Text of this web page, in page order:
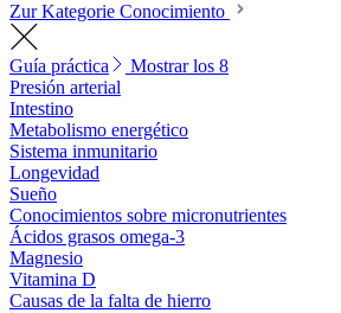
Zur Kategorie Conocimiento
Guía práctica
Mostrar los 8
Presión arterial
Intestino
Metabolismo energético
Sistema inmunitario
Longevidad
Sueño
Conocimientos sobre micronutrientes
Ácidos grasos omega-3
Magnesio
Vitamina D
Causas de la falta de hierro